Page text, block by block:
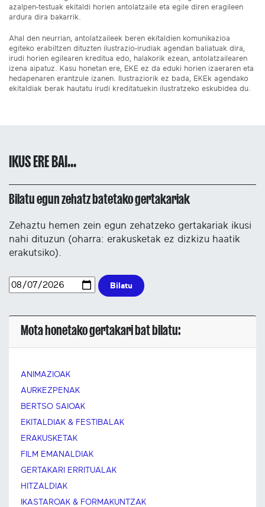
azalpen-testuak ekitaldi horien antolatzaile eta egile diren eragileen
ardura dira bakarrik.
Ahal den neurrian, antolatzaileek beren ekitaldien komunikazioa
egiteko erabiltzen dituzten ilustrazio-irudiak agendan baliatuak dira,
irudi horien egilearen kreditua edo, halakorik ezean, antolatzailearen
izena aipatuz. Kasu honetan ere, EKE ez da eduki horien izaeraren eta
hedapenaren erantzule izanen. Ilustraziorik ez bada, EKEk agendako
ekitaldiak berak hautatu irudi kreditatuekin ilustratzeko eskubidea du.
IKUS ERE BAI...
Bilatu egun zehatz batetako gertakariak
Zehaztu hemen zein egun zehatzeko gertakariak ikusi
nahi dituzun (oharra: erakusketak ez dizkizu haatik
erakutsiko).
Bilatu
Mota honetako gertakari bat bilatu:
ANIMAZIOAK
AURKEZPENAK
BERTSO SAIOAK
EKITALDIAK & FESTIBALAK
ERAKUSKETAK
FILM EMANALDIAK
GERTAKARI ERRITUALAK
HITZALDIAK
IKASTAROAK & FORMAKUNTZAK